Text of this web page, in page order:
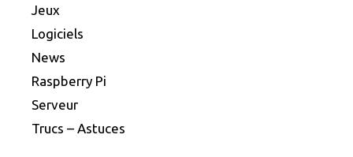
Jeux
Logiciels
News
Raspberry Pi
Serveur
Trucs – Astuces